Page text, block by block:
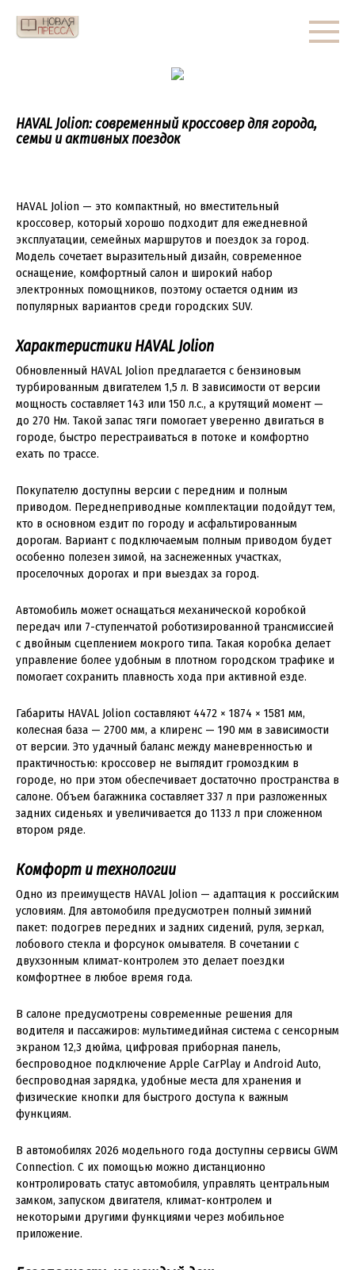
контенту
HAVAL Jolion: современный кроссовер для города,
семьи и активных поездок
HAVAL Jolion — это компактный, но вместительный
кроссовер, который хорошо подходит для ежедневной
эксплуатации, семейных маршрутов и поездок за город.
Модель сочетает выразительный дизайн, современное
оснащение, комфортный салон и широкий набор
электронных помощников, поэтому остается одним из
популярных вариантов среди городских SUV.
Характеристики HAVAL Jolion
Обновленный HAVAL Jolion предлагается с бензиновым
турбированным двигателем 1,5 л. В зависимости от версии
мощность составляет 143 или 150 л.с., а крутящий момент —
до 270 Нм. Такой запас тяги помогает уверенно двигаться в
городе, быстро перестраиваться в потоке и комфортно
ехать по трассе.
Покупателю доступны версии с передним и полным
приводом. Переднеприводные комплектации подойдут тем,
кто в основном ездит по городу и асфальтированным
дорогам. Вариант с подключаемым полным приводом будет
особенно полезен зимой, на заснеженных участках,
проселочных дорогах и при выездах за город.
Автомобиль может оснащаться механической коробкой
передач или 7-ступенчатой роботизированной трансмиссией
с двойным сцеплением мокрого типа. Такая коробка делает
управление более удобным в плотном городском трафике и
помогает сохранить плавность хода при активной езде.
Габариты HAVAL Jolion составляют 4472 × 1874 × 1581 мм,
колесная база — 2700 мм, а клиренс — 190 мм в зависимости
от версии. Это удачный баланс между маневренностью и
практичностью: кроссовер не выглядит громоздким в
городе, но при этом обеспечивает достаточно пространства в
салоне. Объем багажника составляет 337 л при разложенных
задних сиденьях и увеличивается до 1133 л при сложенном
втором ряде.
Комфорт и технологии
Одно из преимуществ HAVAL Jolion — адаптация к российским
условиям. Для автомобиля предусмотрен полный зимний
пакет: подогрев передних и задних сидений, руля, зеркал,
лобового стекла и форсунок омывателя. В сочетании с
двухзонным климат-контролем это делает поездки
комфортнее в любое время года.
В салоне предусмотрены современные решения для
водителя и пассажиров: мультимедийная система с сенсорным
экраном 12,3 дюйма, цифровая приборная панель,
беспроводное подключение Apple CarPlay и Android Auto,
беспроводная зарядка, удобные места для хранения и
физические кнопки для быстрого доступа к важным
функциям.
В автомобилях 2026 модельного года доступны сервисы GWM
Connection. С их помощью можно дистанционно
контролировать статус автомобиля, управлять центральным
замком, запуском двигателя, климат-контролем и
некоторыми другими функциями через мобильное
приложение.